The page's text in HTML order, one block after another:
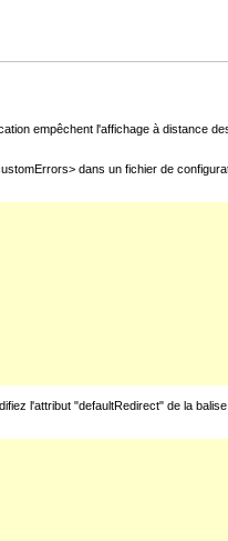
empêchent l'affichage à distance
dans un fichier de
l'attribut "defaultRedirect" de la